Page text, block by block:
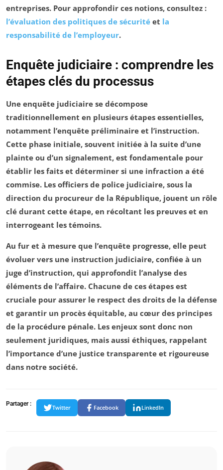
entreprises. Pour approfondir ces notions, consultez :
l’évaluation des politiques de sécurité et la
responsabilité de l’employeur.
Enquête judiciaire : comprendre les
étapes clés du processus
Une enquête judiciaire se décompose
traditionnellement en plusieurs étapes essentielles,
notamment l’enquête préliminaire et l’instruction.
Cette phase initiale, souvent initiée à la suite d’une
plainte ou d’un signalement, est fondamentale pour
établir les faits et déterminer si une infraction a été
commise. Les officiers de police judiciaire, sous la
direction du procureur de la République, jouent un rôle
clé durant cette étape, en récoltant les preuves et en
interrogeant les témoins.
Au fur et à mesure que l’enquête progresse, elle peut
évoluer vers une instruction judiciaire, confiée à un
juge d’instruction, qui approfondit l’analyse des
éléments de l’affaire. Chacune de ces étapes est
cruciale pour assurer le respect des droits de la défense
et garantir un procès équitable, au cœur des principes
de la procédure pénale. Les enjeux sont donc non
seulement juridiques, mais aussi éthiques, rappelant
l’importance d’une justice transparente et rigoureuse
dans notre société.
Partager :
Twitter Facebook LinkedIn